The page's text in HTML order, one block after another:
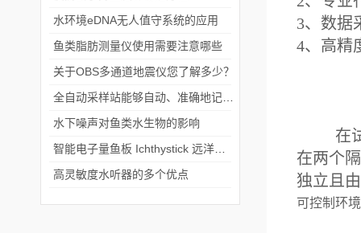
3、数据
4、高精
在
在两个
独立且
可控制环
​水环境eDNA无人值守系统的应用
鱼类脂肪测量仪使用需要注意哪些
关于OBS多通道地震仪您了解多少？
水下噪声对鱼类水生物的影响
高灵敏度水听器的多个优点